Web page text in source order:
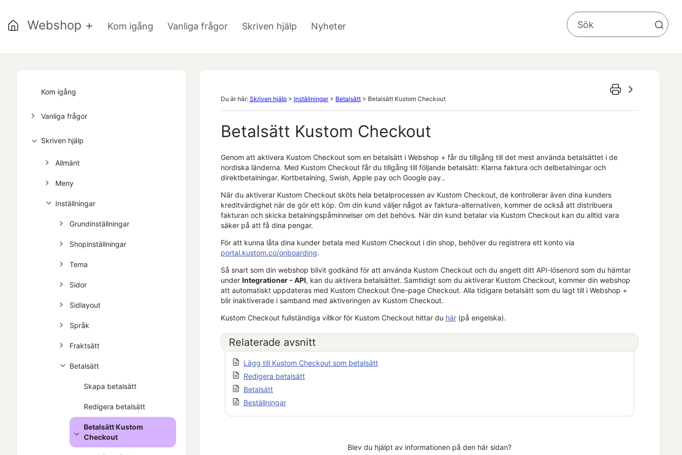
Kom igång Vanliga frågor Skriven hjälp Nyheter
Webshop +
Kom igång
Vanliga frågor
Skriven hjälp
Allmänt
Meny
Inställningar
Grundinställningar
Shopinställningar
Tema
Sidor
Sidlayout
Språk
Fraktsätt
Betalsätt
Skapa betalsätt
Redigera betalsätt
Betalsätt Kustom
Checkout
Du är här: Skriven hjälp > Inställningar> Betalsätt > Betalsätt Kustom Checkout
Betalsätt Kustom Checkout
Genom att aktivera Kustom Checkout som en betalsätt i Webshop + får du tillgång till det mest använda betalsättet i de
nordiska länderna. Med Kustom Checkout får du tillgång till följande betalsätt: Klarna faktura och delbetalningar och
direktbetalningar. Kortbetalning, Swish, Apple pay och Google pay..
När du aktiverar Kustom Checkout sköts hela betalprocessen av Kustom Checkout, de kontrollerar även dina kunders
kreditvärdighet när de gör ett köp. Om din kund väljer något av faktura-alternativen, kommer de också att distribuera
fakturan och skicka betalningspåminnelser om det behövs. När din kund betalar via Kustom Checkout kan du alltid vara
säker på att få dina pengar.
För att kunna låta dina kunder betala med Kustom Checkout i din shop, behöver du registrera ett konto via
portal.kustom.co/onboarding.
Så snart som din webshop blivit godkänd för att använda Kustom Checkout och du angett ditt API-lösenord som du hämtar
under Integrationer - API, kan du aktivera betalsättet. Samtidigt som du aktiverar Kustom Checkout, kommer din webshop
att automatiskt uppdateras med Kustom Checkout One-page Checkout. Alla tidigare betalsätt som du lagt till i Webshop +
blir inaktiverade i samband med aktiveringen av Kustom Checkout.
Kustom Checkout fullständiga villkor för Kustom Checkout hittar du här (på engelska).
Relaterade avsnitt
Lägg till Kustom Checkout som betalsätt
Redigera betalsätt
Betalsätt
Beställningar
Blev du hjälpt av informationen på den här sidan?